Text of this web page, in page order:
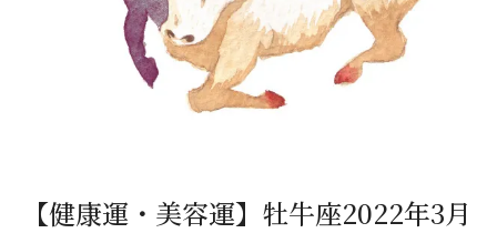
【健康運・美容運】牡牛座2022年3月